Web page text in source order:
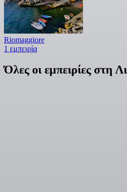
Riomaggiore
1 εμπειρία
Όλες οι εμπειρίες στη